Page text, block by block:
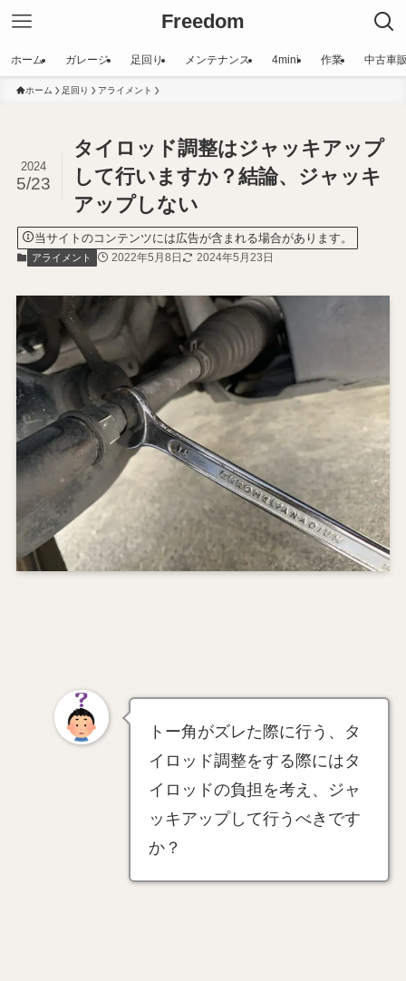
Freedom
ホーム ガレージ 足回り メンテナンス 4mini 作業 中古車
ホーム 足回り アライメント
タイロッド調整はジャッキアップ
して行いますか？結論、ジャッキ
アップしない
2024
5/23
当サイトのコンテンツには広告が含まれる場合があります。
アライメント 2022年5月8日 2024年5月23日
トー角がズレた際に行う、タ
イロッド調整をする際にはタ
イロッドの負担を考え、ジャ
ッキアップして行うべきです
か？